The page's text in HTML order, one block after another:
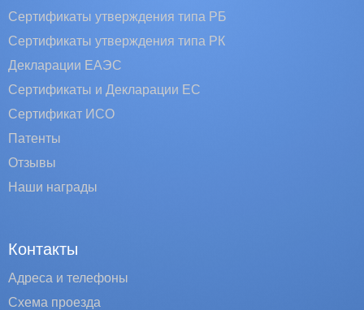
Сертификаты утверждения типа РБ
Сертификаты утверждения типа РК
Декларации ЕАЭС
Сертификаты и Декларации EC
Сертификат ИСО
Патенты
Отзывы
Наши награды
Контакты
Адреса и телефоны
Схема проезда